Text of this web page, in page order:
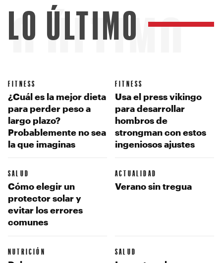
ÚLTIMO
LO ÚLTIMO
FITNESS
¿Cuál es la mejor dieta
para perder peso a
largo plazo?
Probablemente no sea
la que imaginas
FITNESS
Usa el press vikingo
para desarrollar
hombros de
strongman con estos
ingeniosos ajustes
SALUD
Cómo elegir un
protector solar y
evitar los errores
comunes
ACTUALIDAD
Verano sin tregua
NUTRICIÓN SALUD